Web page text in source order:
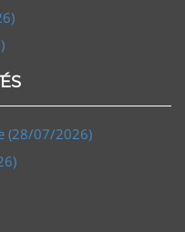
(28/07/2026)